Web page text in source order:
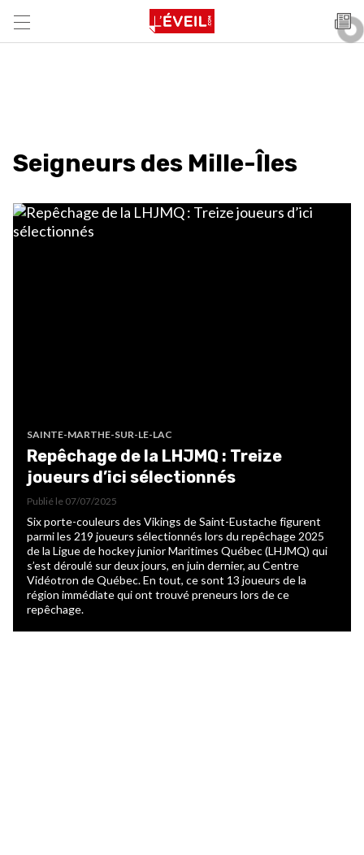
Seigneurs des Mille-Îles
SAINTE-MARTHE-SUR-LE-LAC
Repêchage de la LHJMQ : Treize
joueurs d’ici sélectionnés
Publié le 07/07/2025
Six porte-couleurs des Vikings de Saint-Eustache figurent
parmi les 219 joueurs sélectionnés lors du repêchage 2025
de la Ligue de hockey junior Maritimes Québec (LHJMQ) qui
s’est déroulé sur deux jours, en juin dernier, au Centre
Vidéotron de Québec. En tout, ce sont 13 joueurs de la
région immédiate qui ont trouvé preneurs lors de ce
repêchage.